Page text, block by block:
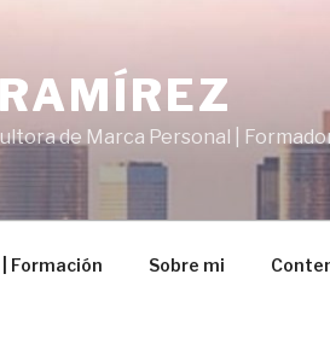
de Marca Personal |
Formación Sobre mi